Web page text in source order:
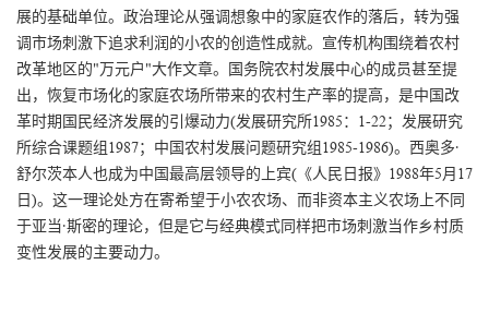
展的基础单位。政治理论从强调想象中的家庭农作的落后，转为强
调市场刺激下追求利润的小农的创造性成就。宣传机构围绕着农村
改革地区的"万元户"大作文章。国务院农村发展中心的成员甚至提
出，恢复市场化的家庭农场所带来的农村生产率的提高，是中国改
革时期国民经济发展的引爆动力(发展研究所1985：1-22；发展研究
所综合课题组1987；中国农村发展问题研究组1985-1986)。西奥多·
舒尔茨本人也成为中国最高层领导的上宾(《人民日报》1988年5月17
日)。这一理论处方在寄希望于小农农场、而非资本主义农场上不同
于亚当·斯密的理论，但是它与经典模式同样把市场刺激当作乡村质
变性发展的主要动力。